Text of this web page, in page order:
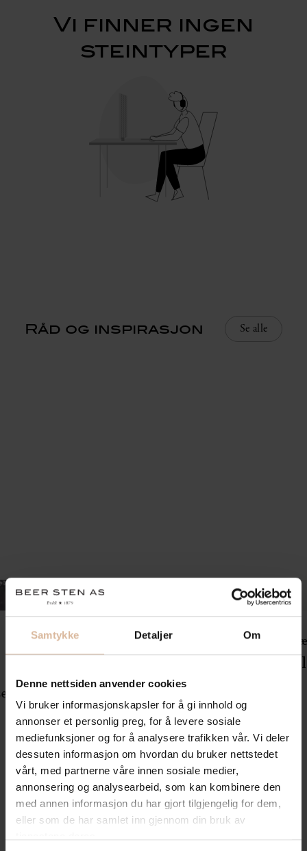
Samtykke Detaljer Om
Denne nettsiden anvender cookies
Vi bruker informasjonskapsler for å gi innhold og
annonser et personlig preg, for å levere sosiale
mediefunksjoner og for å analysere trafikken vår. Vi deler
dessuten informasjon om hvordan du bruker nettstedet
vårt, med partnerne våre innen sosiale medier,
annonsering og analysearbeid, som kan kombinere den
med annen informasjon du har gjort tilgjengelig for dem,
eller som de har samlet inn gjennom din bruk av
Vi finner ingen
steintyper
Råd og inspirasjon Se alle
Inspirasjon